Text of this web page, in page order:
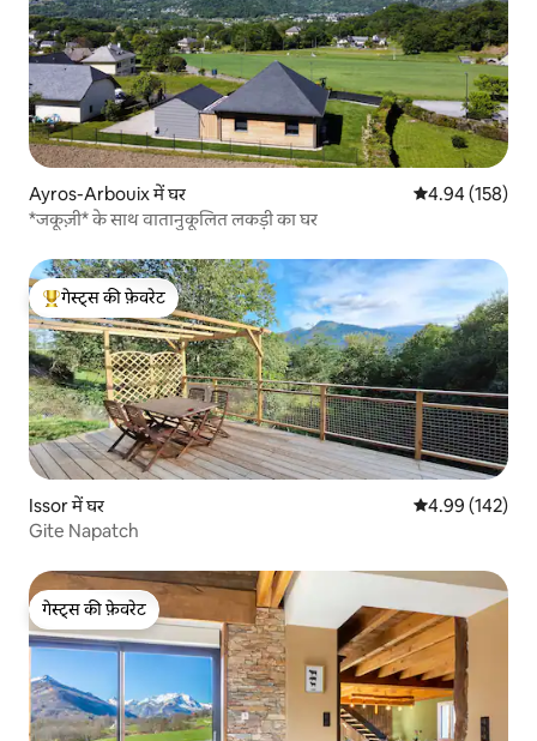
Ayros-Arbouix में घर औसत रेटिंग 5 में से
4.94 (158)
*जकूज़ी* के साथ वातानुकूलित लकड़ी का घर
गेस्ट्स का टॉप फ़ेवरेट
गेस्ट्स की फ़ेवरेट
Issor में घर औसत रेटिंग 5 में से
4.99 (142)
Gite Napatch
गेस्ट्स की फ़ेवरेट
गेस्ट्स की फ़ेवरेट